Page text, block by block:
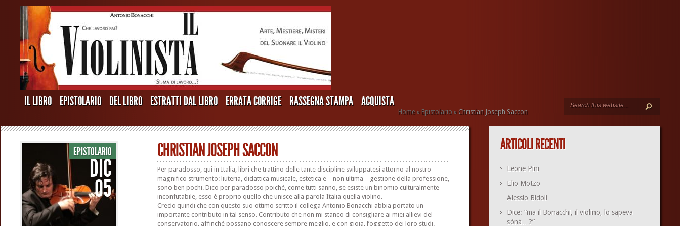
IL LIBRO EPISTOLARIO DEL LIBRO ESTRATTI DAL LIBRO ERRATA CORRIGE RASSEGNA STAMPA ACQUISTA
Home » Epistolario » Christian Joseph Saccon
EPISTOLARIO
DIC
05
CHRISTIAN JOSEPH SACCON
Per paradosso, qui in Italia, libri che trattino delle tante discipline sviluppatesi attorno al nostro
magnifico strumento: liuteria, didattica musicale, estetica e – non ultima – gestione della professione,
sono ben pochi. Dico per paradosso poiché, come tutti sanno, se esiste un binomio culturalmente
inconfutabile, esso è proprio quello che unisce alla parola Italia quella violino.
Credo quindi che con questo suo ottimo scritto il collega Antonio Bonacchi abbia portato un
importante contributo in tal senso. Contributo che non mi stanco di consigliare ai miei allievi del
conservatorio, affinché possano conoscere sempre meglio, e con gioia, l’oggetto dei loro studi.
ARTICOLI RECENTI
Leone Pini
Elio Motzo
Alessio Bidoli
Dice: “ma il Bonacchi, il violino, lo sapeva
sónà…?”